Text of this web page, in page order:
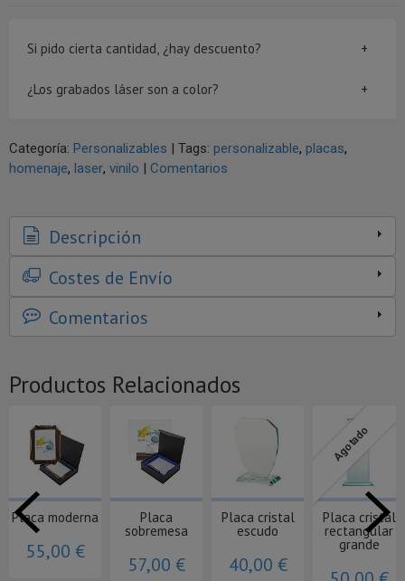
Si pido cierta cantidad, ¿hay descuento?
¿Los grabados láser son a color?
Categoría: Personalizables | Tags: personalizable placas
homenaje laser vinilo | Comentarios
Descripción
Costes de Envío
Comentarios
Productos Relacionados
Placa moderna
55,00 €
Placa
sobremesa
57,00 €
Placa cristal
escudo
40,00 €
Agotado
Placa cristal
rectangular
grande